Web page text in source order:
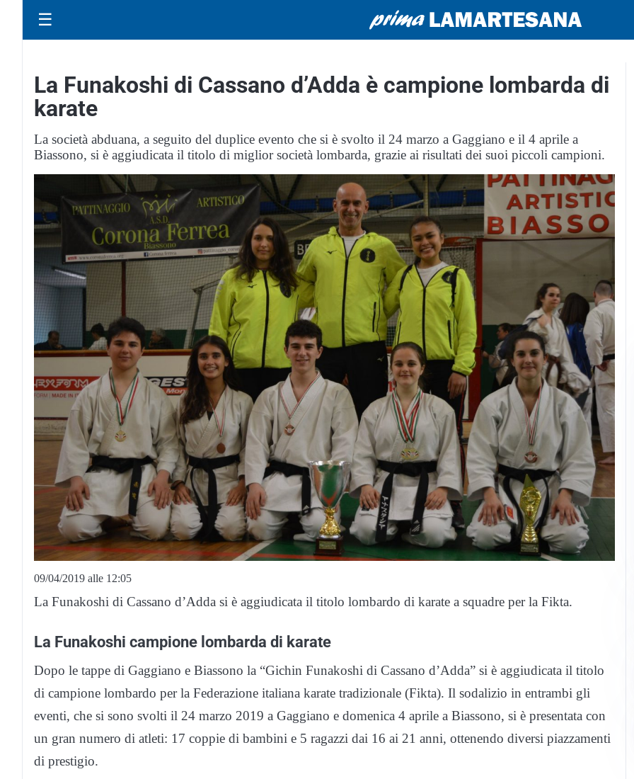
☰
La Funakoshi di Cassano d’Adda è campione lombarda di
karate
La società abduana, a seguito del duplice evento che si è svolto il 24 marzo a Gaggiano e il 4 aprile a
Biassono, si è aggiudicata il titolo di miglior società lombarda, grazie ai risultati dei suoi piccoli campioni.
09/04/2019 alle 12:05
La Funakoshi di Cassano d’Adda si è aggiudicata il titolo lombardo di karate a squadre per la Fikta.
La Funakoshi campione lombarda di karate
Dopo le tappe di Gaggiano e Biassono la “Gichin Funakoshi di Cassano d’Adda” si è aggiudicata il titolo
di campione lombardo per la Federazione italiana karate tradizionale (Fikta). Il sodalizio in entrambi gli
eventi, che si sono svolti il 24 marzo 2019 a Gaggiano e domenica 4 aprile a Biassono, si è presentata con
un gran numero di atleti: 17 coppie di bambini e 5 ragazzi dai 16 ai 21 anni, ottenendo diversi piazzamenti
di prestigio.